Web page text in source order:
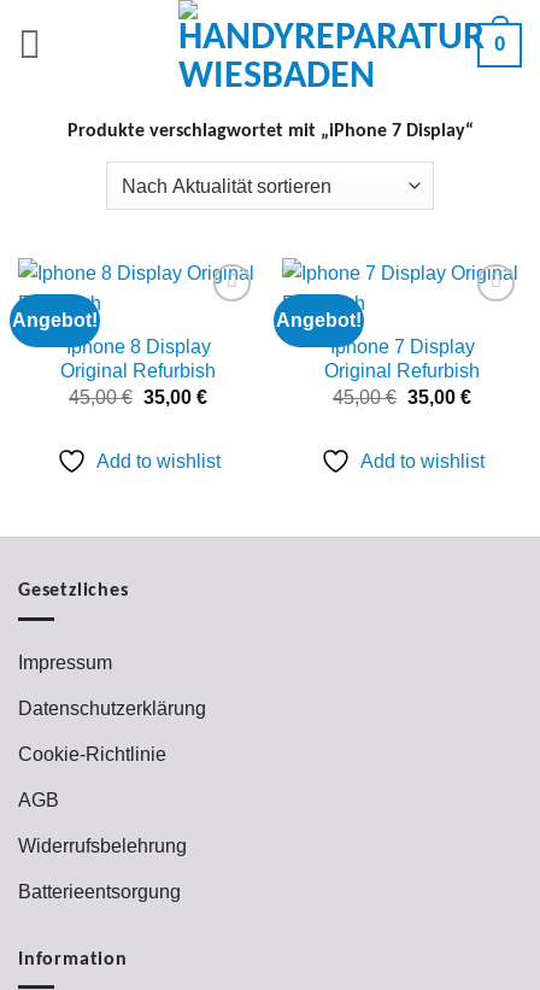
0
Produkte verschlagwortet mit „iPhone 7 Display“
Angebot!
Iphone 8 Display
Original Refurbish
45,00€ Ursprünglicher
45,00 €
35,00 €Aktueller
35,00 €.
Add to wishlist
Angebot!
Iphone 7 Display
Original Refurbish
45,00€ Ursprünglicher
45,00 €
35,00 €
35,00 €.
Add to wishlist
Gesetzliches
Impressum
Datenschutzerklärung
Cookie-Richtlinie
AGB
Widerrufsbelehrung
Batterieentsorgung
Information